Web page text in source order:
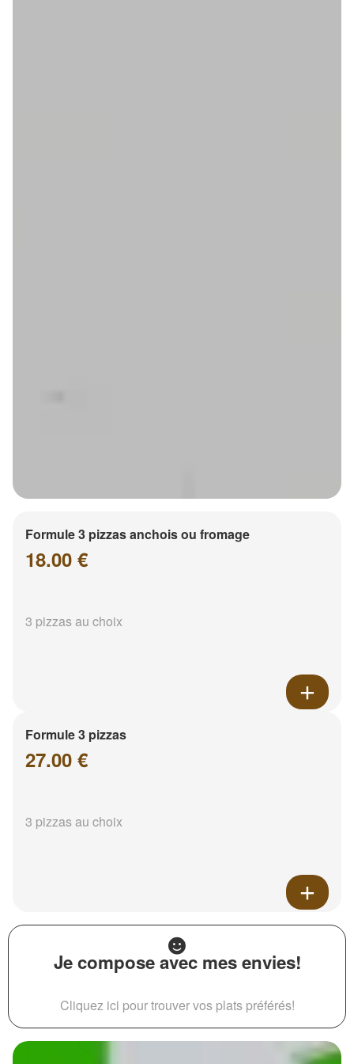
Formule 3 pizzas anchois ou fromage
18.00 €
3 pizzas au choix
Formule 3 pizzas
27.00 €
3 pizzas au choix
Je compose avec mes envies!
Cliquez ici pour trouver vos plats préférés!